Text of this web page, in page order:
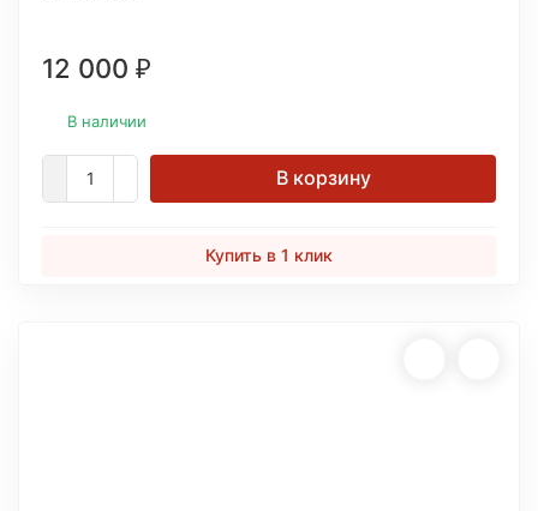
12 000 ₽
В наличии
В корзину
Купить в 1 клик